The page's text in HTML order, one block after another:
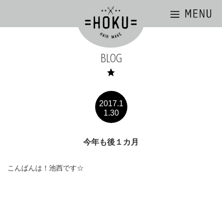
BLOG
2017.1
1.30
今年も後１カ月
こんばんは！池西です☆